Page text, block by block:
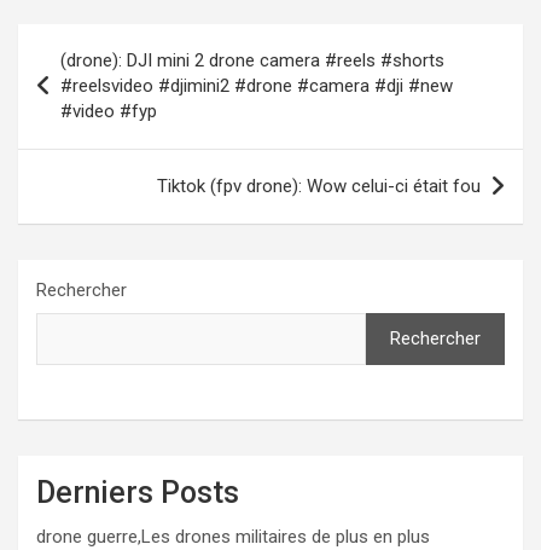
de
l’article
(drone): DJI mini 2 drone camera #reels #shorts
#reelsvideo #djimini2 #drone #camera #dji #new
#video #fyp
Tiktok (fpv drone): Wow celui-ci était fou
Rechercher
Rechercher
Derniers Posts
drone guerre,Les drones militaires de plus en plus